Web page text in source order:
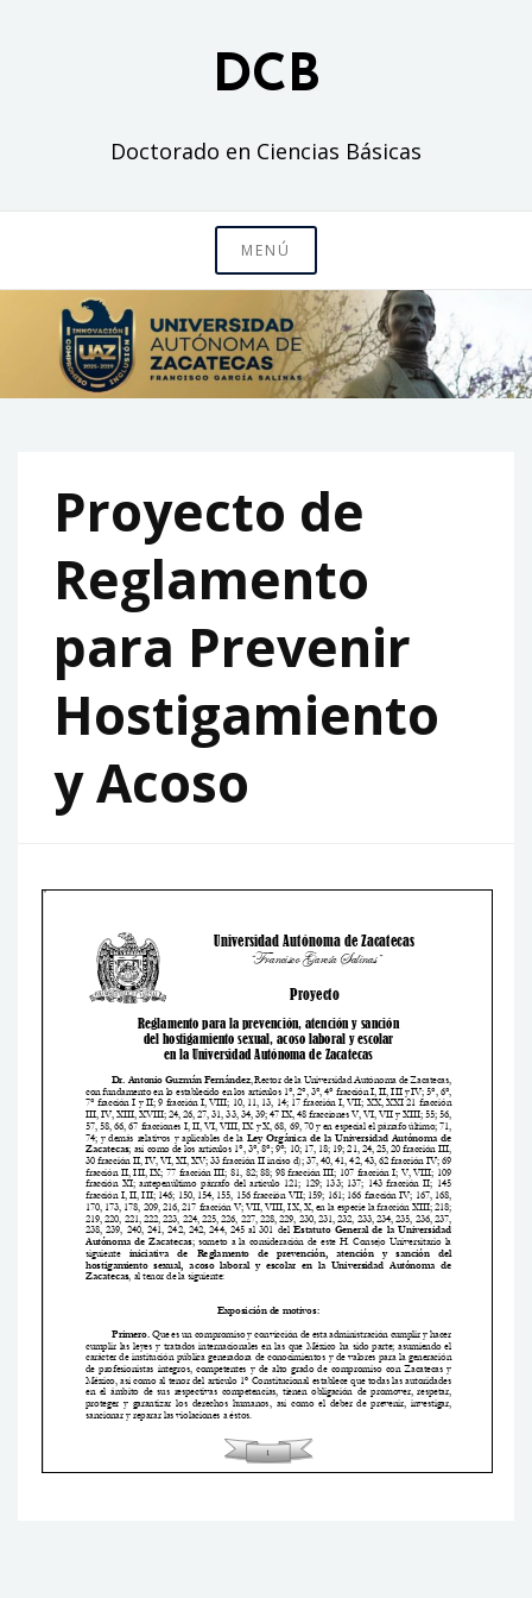
DCB
Doctorado en Ciencias Básicas
MENÚ
Proyecto de
Reglamento
para Prevenir
Hostigamiento
y Acoso